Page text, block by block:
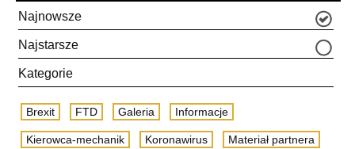
Najnowsze
Najstarsze
Kategorie
Brexit FTD Galeria Informacje
Kierowca-mechanik Koronawirus Materiał partnera